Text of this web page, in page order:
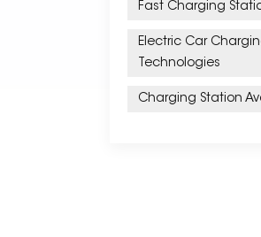
Fast Charging
Electric Car
Technologies
Charging Station